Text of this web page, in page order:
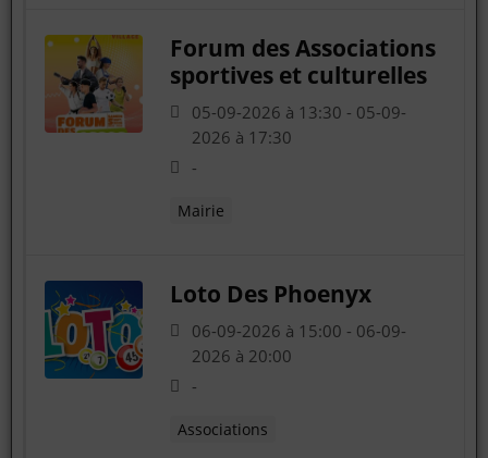
Forum des Associations
sportives et culturelles
05-09-2026 à 13:30 - 05-09-
2026 à 17:30
-
Mairie
Loto Des Phoenyx
06-09-2026 à 15:00 - 06-09-
2026 à 20:00
-
Associations